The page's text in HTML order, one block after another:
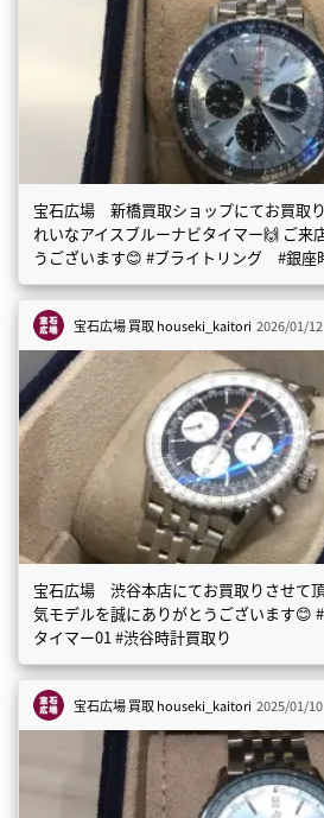
宝石広場 新橋買取ショップにてお買取
れいなアイスブルーナビタイマー🙌 ご来
うございます😊 #ブライトリング #銀座
宝石広場 買取houseki_kaitori 2026/01/12
宝石広場 渋谷本店にてお買取りさせて
気モデルを誠にありがとうございます
タイマー01 #渋谷時計買取り
宝石広場 買取houseki_kaitori 2025/01/10